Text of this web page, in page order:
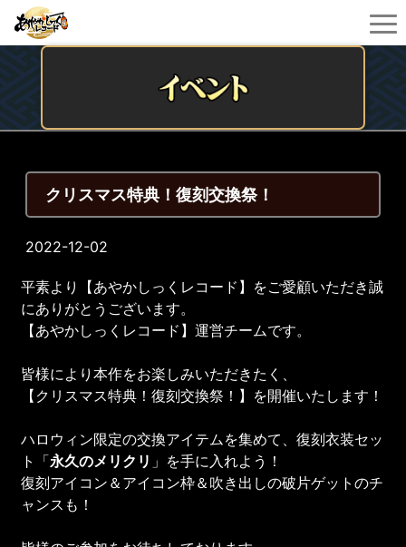
クリスマス特典！復刻交換祭！
2022-12-02
平素より【あやかしっくレコード】をご愛顧いただき誠
にありがとうございます。
【あやかしっくレコード】運営チームです。
皆様により本作をお楽しみいただきたく、
【クリスマス特典！復刻交換祭！】を開催いたします！
ハロウィン限定の交換アイテムを集めて、復刻衣装セッ
ト「永久のメリクリ 」を手に入れよう！
復刻アイコン＆アイコン枠＆吹き出しの破片ゲットのチ
ャンスも！